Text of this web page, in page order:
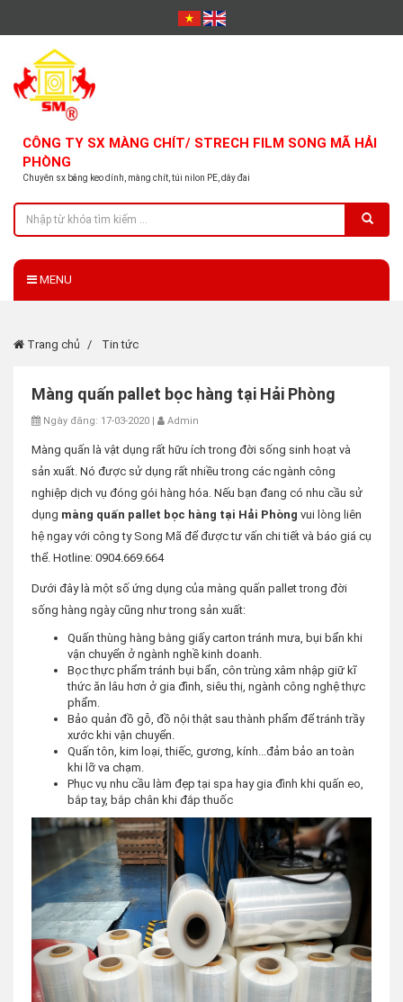
CÔNG TY SX MÀNG CHÍT/ STRECH FILM SONG MÃ HẢI
PHÒNG
Chuyên sx băng keo dính, màng chít, túi nilon PE, dây đai
MENU
Trang chủ Tin tức
Màng quấn pallet bọc hàng tại Hải Phòng
Ngày đăng: 17-03-2020 | Admin
Màng quấn là vật dụng rất hữu ích trong đời sống sinh hoạt và
sản xuất. Nó được sử dụng rất nhiều trong các ngành công
nghiệp dịch vụ đóng gói hàng hóa. Nếu bạn đang có nhu cầu sử
dụng màng quấn pallet bọc hàng tại Hải Phòng vui lòng liên
hệ ngay với công ty Song Mã để được tư vấn chi tiết và báo giá cụ
thể. Hotline: 0904.669.664
Dưới đây là một số ứng dụng của màng quấn pallet trong đời
sống hàng ngày cũng như trong sản xuất:
Quấn thùng hàng bằng giấy carton tránh mưa, bụi bẩn khi
vận chuyển ở ngành nghề kinh doanh.
Bọc thực phẩm tránh bụi bẩn, côn trùng xâm nhập giữ kĩ
thức ăn lâu hơn ở gia đình, siêu thị, ngành công nghệ thực
phẩm.
Bảo quản đồ gỗ, đồ nội thật sau thành phẩm để tránh trầy
xước khi vận chuyển.
Quấn tôn, kim loại, thiếc, gương, kính...đảm bảo an toàn
khi lỡ va chạm.
Phục vụ nhu cầu làm đẹp tại spa hay gia đình khi quấn eo,
bắp tay, bắp chân khi đắp thuốc